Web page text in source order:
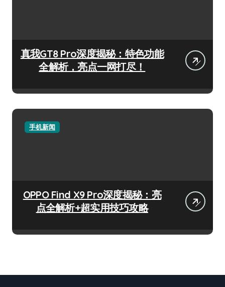
真我GT8 Pro深度揭秘：特色功能
全解析，亮点一网打尽！
手机新闻
OPPO Find X9 Pro深度揭秘：亮
点全解析+超实用技巧攻略